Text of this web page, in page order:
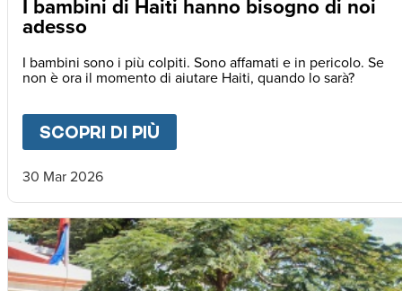
I bambini di Haiti hanno bisogno di noi
adesso
I bambini sono i più colpiti. Sono affamati e in pericolo. Se
non è ora il momento di aiutare Haiti, quando lo sarà?
SCOPRI DI PIÙ
30 Mar 2026